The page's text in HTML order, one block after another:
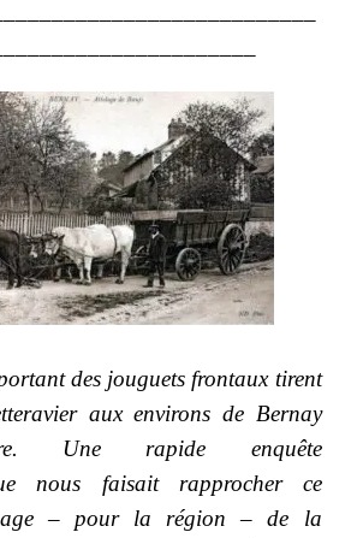
des jouguets frontaux tirent
aux environs de Bernay
Une rapide enquête
nous faisait rapprocher ce
– pour la région – de la